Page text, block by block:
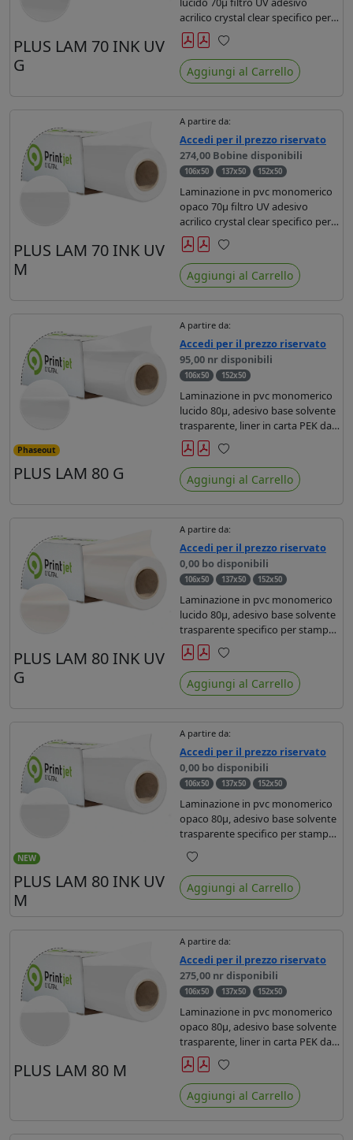
PLUS LAM 70 INK UV
G
acrilico crystal clear specifico per
stampe con inchiostri UV durata 3
anni.
Preferiti
Aggiungi al Carrello
PLUS LAM 70 INK UV
M
A partire da:
Accedi per il prezzo riservato
274,00 Bobine disponibili
106x50 137x50 152x50
Laminazione in pvc monomerico
opaco 70µ filtro UV adesivo
acrilico crystal clear specifico per
stampe con inchiostri UV durata 3
anni.
Preferiti
Aggiungi al Carrello
Phaseout
PLUS LAM 80 G
A partire da:
Accedi per il prezzo riservato
95,00 nr disponibili
106x50 152x50
Laminazione in pvc monomerico
lucido 80µ, adesivo base solvente
trasparente, liner in carta PEK da
120gr monosiliconata. Filtro uv
per lavori di breve durata (6-12
mesi).
Preferiti
Aggiungi al Carrello
PLUS LAM 80 INK UV
G
A partire da:
Accedi per il prezzo riservato
0,00 bo disponibili
106x50 137x50 152x50
Laminazione in pvc monomerico
lucido 80µ, adesivo base solvente
trasparente specifico per stampe
con ink UV, liner in carta da 140gr
monosiliconata. Dotata di filtro uv
e proprietà anti restringenti.
Preferiti
Aggiungi al Carrello
NEW
PLUS LAM 80 INK UV
M
A partire da:
Accedi per il prezzo riservato
0,00 bo disponibili
106x50 137x50 152x50
Laminazione in pvc monomerico
opaco 80µ, adesivo base solvente
trasparente specifico per stampe
con ink UV, liner in carta da 140gr
monosiliconata. Dotata di filtro uv
e proprietà anti restringenti.
Preferiti
Aggiungi al Carrello
PLUS LAM 80 M
A partire da:
Accedi per il prezzo riservato
275,00 nr disponibili
106x50 137x50 152x50
Laminazione in pvc monomerico
opaco 80µ, adesivo base solvente
trasparente, liner in carta PEK da
120gr monosiliconata. Filtro uv
per lavori di breve durata (6-12
mesi).
Preferiti
Aggiungi al Carrello